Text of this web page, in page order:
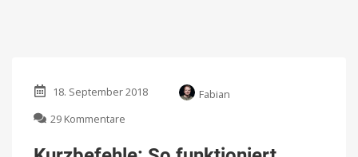
18. September 2018
Fabian
29 Kommentare
So